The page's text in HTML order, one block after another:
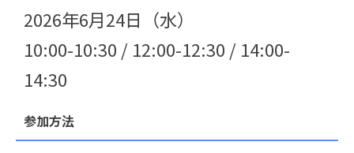
2026年6月24日（水）
10:00-10:30 / 12:00-12:30 / 14:00-
14:30
参加方法